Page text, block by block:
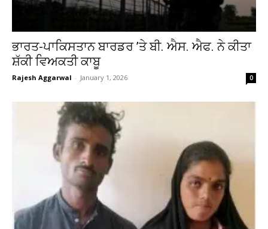
ਭਾਰਤ-ਪਾਕਿਸਤਾਨ ਬਾਰਡਰ ’ਤੇ ਬੀ. ਐਸ. ਐਫ. ਨੇ ਕੀਤਾ
ਸ਼ੱਕੀ ਵਿਅਕਤੀ ਕਾਬੂ
Rajesh Aggarwal - January 1, 2026 0